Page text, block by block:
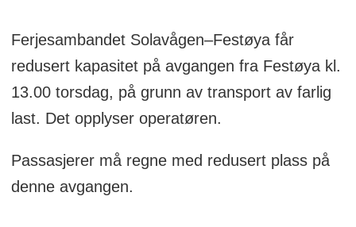
Ferjesambandet Solavågen–Festøya får
redusert kapasitet på avgangen fra Festøya kl.
13.00 torsdag, på grunn av transport av farlig
last. Det opplyser operatøren.
Passasjerer må regne med redusert plass på
denne avgangen.